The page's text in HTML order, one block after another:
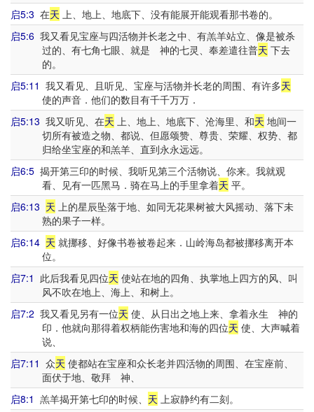
启5:3 在天 上、地上、地底下、没有能展开能观看那书卷的。
启5:6 我又看见宝座与四活物并长老之中、有羔羊站立、像是被杀
过的、有七角七眼、就是 神的七灵、奉差遣往普天 下去
的。
启5:11 我又看见、且听见、宝座与活物并长老的周围、有许多天
使的声音．他们的数目有千千万万．
启5:13 我又听见、在天 上、地上、地底下、沧海里、和天 地间一
切所有被造之物、都说、但愿颂赞、尊贵、荣耀、权势、都
归给坐宝座的和羔羊、直到永永远远。
启6:5 揭开第三印的时候、我听见第三个活物说、你来。我就观
看、见有一匹黑马．骑在马上的手里拿着天 平。
启6:13 天 上的星辰坠落于地、如同无花果树被大风摇动、落下未
熟的果子一样。
启6:14 天 就挪移、好像书卷被卷起来．山岭海岛都被挪移离开本
位。
启7:1 此后我看见四位天 使站在地的四角、执掌地上四方的风、叫
风不吹在地上、海上、和树上。
启7:2 我又看见另有一位天 使、从日出之地上来、拿着永生 神的
印．他就向那得着权柄能伤害地和海的四位天 使、大声喊着
说、
启7:11 众天 使都站在宝座和众长老并四活物的周围、在宝座前、
面伏于地、敬拜 神、
启8:1 羔羊揭开第七印的时候、 天 上寂静约有二刻。